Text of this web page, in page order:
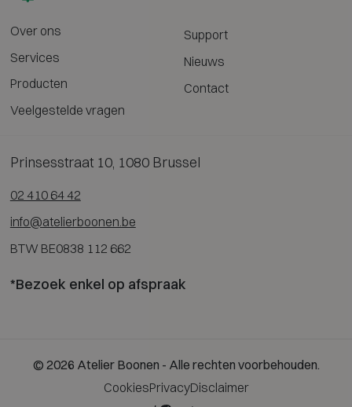
Over ons
Services
Producten
Veelgestelde vragen
Support
Nieuws
Contact
Prinsesstraat 10, 1080 Brussel
02 410 64 42
info@atelierboonen.be
BTW BE0838 112 662
*Bezoek enkel op afspraak
© 2026 Atelier Boonen - Alle rechten voorbehouden.
CookiesPrivacyDisclaimer